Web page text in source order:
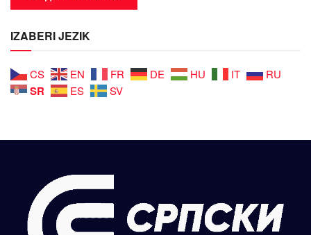
IZABERI JEZIK
CS EN FR DE HU IT RU
SR ES SV